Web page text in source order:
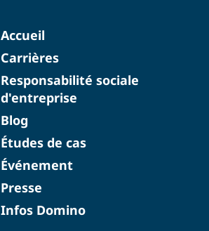
Accueil
Carrières
Responsabilité sociale
d'entreprise
Blog
Études de cas
Événement
Presse
Infos Domino